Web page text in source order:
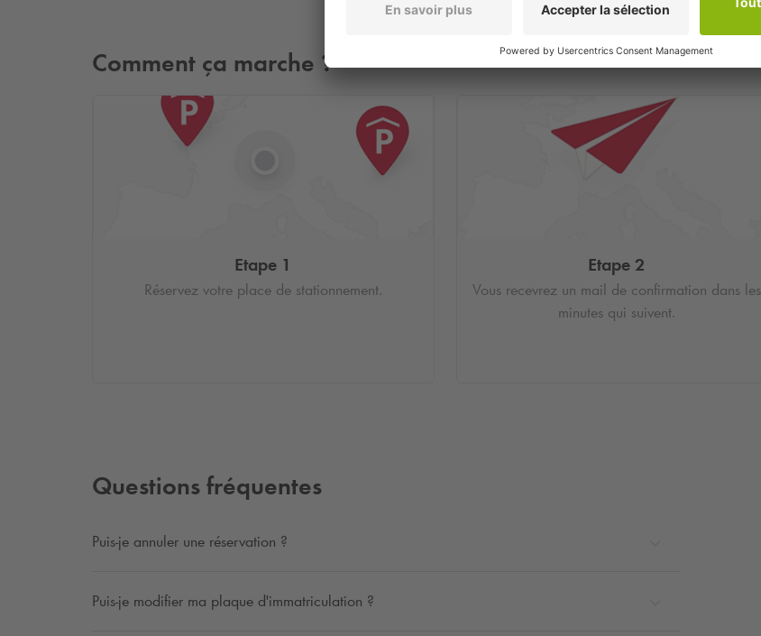
Comment ça marche ?
Etape 1
Réservez votre place de stationnement.
Etape 2
Vous recevrez un mail de confirmation dans les
minutes qui suivent.
Questions fréquentes
Puis-je annuler une réservation ?
Puis-je modifier ma plaque d'immatriculation ?